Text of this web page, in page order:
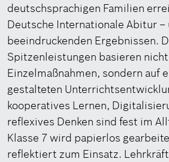
deutschsprachigen Familien
Deutsche Internationale Abitur –
beeindruckenden Ergebnissen.
Spitzenleistungen basieren
Einzelmaßnahmen, sondern auf
gestalteten
kooperatives Lernen,
reflexives Denken sind fest im
Klasse 7 wird papierlos
reflektiert zum Einsatz.